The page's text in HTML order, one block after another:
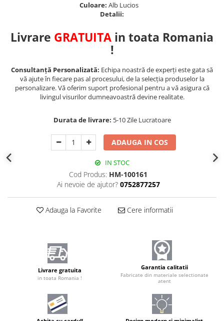
Culoare: Alb Lucios
Detalii:
Livrare GRATUITA in toata Romania
!
Consultanță Personalizată: Echipa noastră de experți este gata să
vă ajute în fiecare pas al procesului, de la selecția produselor la
personalizare. Vă oferim suport profesional pentru a vă asigura că
livingul visurilor dumneavoastră devine realitate.
Durata de livrare: 5-10 Zile Lucratoare
ADAUGA IN COS
IN STOC
Cod Produs: HM-100161
Ai nevoie de ajutor? 0752877257
Adauga la Favorite Cere informatii
Livrare gratuita
in toata Romania !
Garantia calitatii
Fabricate din materiale selectionate
atent